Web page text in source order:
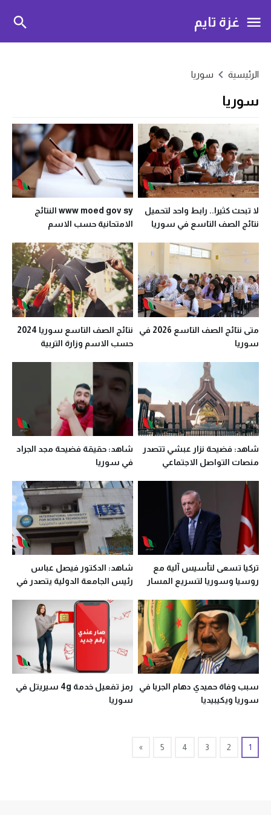
غزة تايم
الرئيسية سوريا
سوريا
لا تبحث كثيرا.. رابط واحد لتحميل
نتائج الصف التاسع في سوريا
www moed gov sy النتائج
الامتحانية حسب الاسم
متى نتائج الصف التاسع 2026 في
سوريا
نتائج الصف التاسع سوريا 2024
حسب الاسم وزارة التربية
شاهد: فضيحة نزار عبشي تتصدر
منصات التواصل الاجتماعي
شاهد: حقيقة فضيحة مجد الجراد
في سوريا
تركيا تسعى لتأسيس آلية مع
روسيا وسوريا لتسريع المسار
شاهد: الدكتور فيصل عباس
رئيس الجامعة الدولية يتصدر في
سبب وفاة حميدي دهام الجربا في
سوريا ويكيبيديا
رمز تفعيل خدمة 4g سيريتل في
سوريا
1
2
3
4
5
»